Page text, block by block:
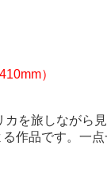
）
を旅しながら
作品です。一